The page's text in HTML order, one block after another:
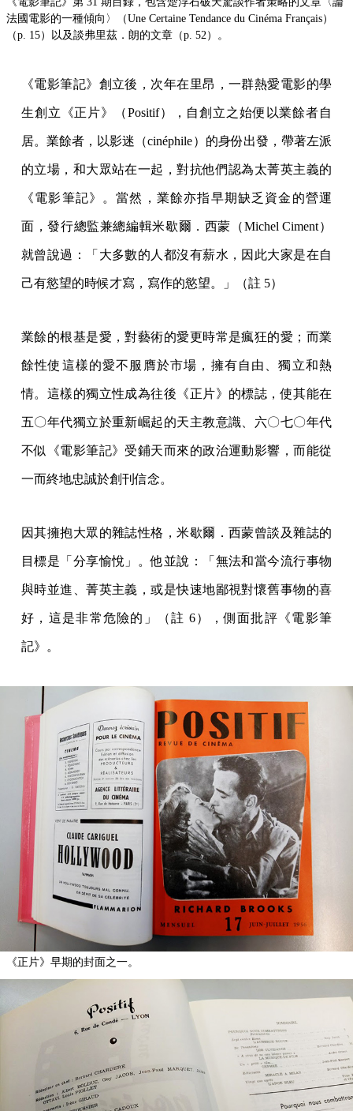
法國電影的一種傾向〉（Une Certaine Tendance du Cinéma Français）
（p. 15）以及談弗里茲．朗的文章（p. 52）。
《電影筆記》創立後，次年在里昂，一群熱愛電影的學
生創立《正片》（Positif），自創立之始便以業餘者自
居。業餘者，以影迷（cinéphile）的身份出發，帶著左派
的立場，和大眾站在一起，對抗他們認為太菁英主義的
《電影筆記》。當然，業餘亦指早期缺乏資金的營運
面，發行總監兼總編輯米歇爾．西蒙（Michel Ciment）
就曾說過：「大多數的人都沒有薪水，因此大家是在自
己有慾望的時候才寫，寫作的慾望。」（註 5）
業餘的根基是愛，對藝術的愛更時常是瘋狂的愛；而業
餘性使這樣的愛不服膺於市場，擁有自由、獨立和熱
情。這樣的獨立性成為往後《正片》的標誌，使其能在
五〇年代獨立於重新崛起的天主教意識、六〇七〇年代
不似《電影筆記》受鋪天而來的政治運動影響，而能從
一而終地忠誠於創刊信念。
因其擁抱大眾的雜誌性格，米歇爾．西蒙曾談及雜誌的
目標是「分享愉悅」。他並說：「無法和當今流行事物
與時並進、菁英主義，或是快速地鄙視對懷舊事物的喜
好，這是非常危險的」（註 6），側面批評《電影筆
記》。
《正片》早期的封面之一。